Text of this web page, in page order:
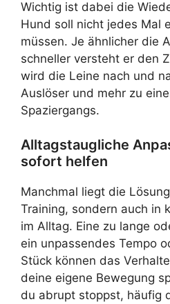
Wichtig ist dabei die
Hund soll nicht jedes Mal
müssen. Je ähnlicher die
schneller versteht er den
wird die Leine nach und
Auslöser und mehr zu
Spaziergangs.
Alltagstaugliche
sofort helfen
Manchmal liegt die
Training, sondern auch in
im Alltag. Eine zu lange
ein unpassendes Tempo
Stück können das
deine eigene Bewegung
du abrupt stoppst, häufig